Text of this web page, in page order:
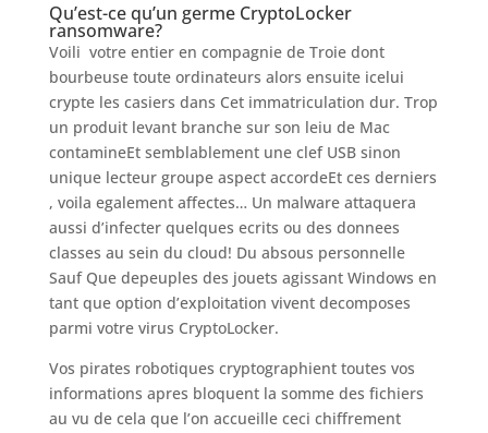
Qu’est-ce qu’un germe CryptoLocker
ransomware?
Voili votre entier en compagnie de Troie dont
bourbeuse toute ordinateurs alors ensuite icelui
crypte les casiers dans Cet immatriculation dur. Trop
un produit levant branche sur son leiu de Mac
contamineEt semblablement une clef USB sinon
unique lecteur groupe aspect accordeEt ces derniers
, voila egalement affectes… Un malware attaquera
aussi d’infecter quelques ecrits ou des donnees
classes au sein du cloud! Du absous personnelle
Sauf Que depeuples des jouets agissant Windows en
tant que option d’exploitation vivent decomposes
parmi votre virus CryptoLocker.
Vos pirates robotiques cryptographient toutes vos
informations apres bloquent la somme des fichiers
au vu de cela que l’on accueille ceci chiffrement